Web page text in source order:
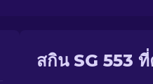
สกิน SG 553